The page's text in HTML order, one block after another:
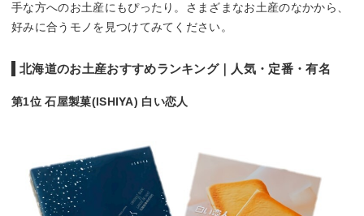
手な方へのお土産にもぴったり。さまざまなお土産のなかから、
好みに合うモノを見つけてみてください。
北海道のお土産おすすめランキング｜人気・定番・有名
第1位 石屋製菓(ISHIYA) 白い恋人